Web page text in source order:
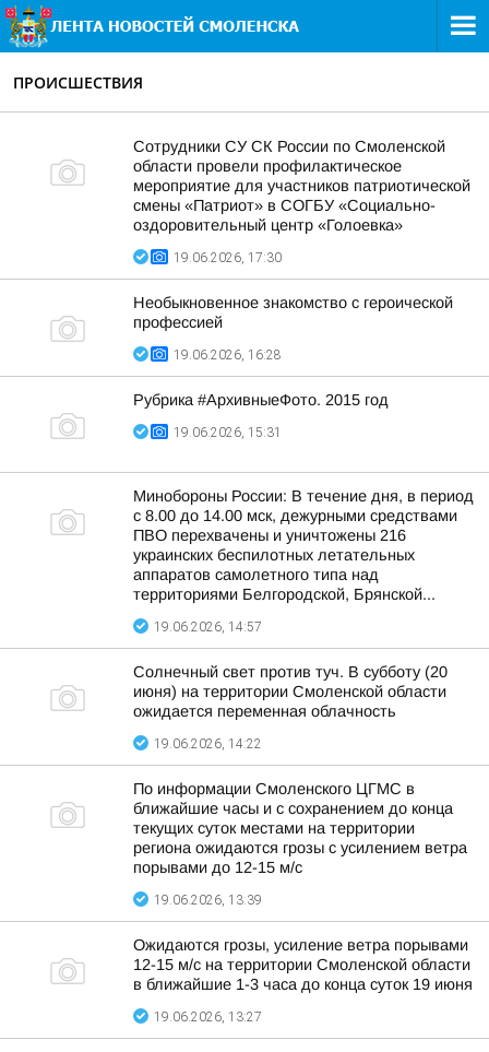
ПРОИСШЕСТВИЯ
Сотрудники СУ СК России по Смоленской
области провели профилактическое
мероприятие для участников патриотической
смены «Патриот» в СОГБУ «Социально-
оздоровительный центр «Голоевка»
19.06.2026, 17:30
Необыкновенное знакомство с героической
профессией
19.06.2026, 16:28
Рубрика #АрхивныеФото. 2015 год
19.06.2026, 15:31
Минобороны России: В течение дня, в период
с 8.00 до 14.00 мск, дежурными средствами
ПВО перехвачены и уничтожены 216
украинских беспилотных летательных
аппаратов самолетного типа над
территориями Белгородской, Брянской...
19.06.2026, 14:57
Солнечный свет против туч. В субботу (20
июня) на территории Смоленской области
ожидается переменная облачность
19.06.2026, 14:22
По информации Смоленского ЦГМС в
ближайшие часы и с сохранением до конца
текущих суток местами на территории
региона ожидаются грозы с усилением ветра
порывами до 12-15 м/с
19.06.2026, 13:39
Ожидаются грозы, усиление ветра порывами
12-15 м/с на территории Смоленской области
в ближайшие 1-3 часа до конца суток 19 июня
19.06.2026, 13:27